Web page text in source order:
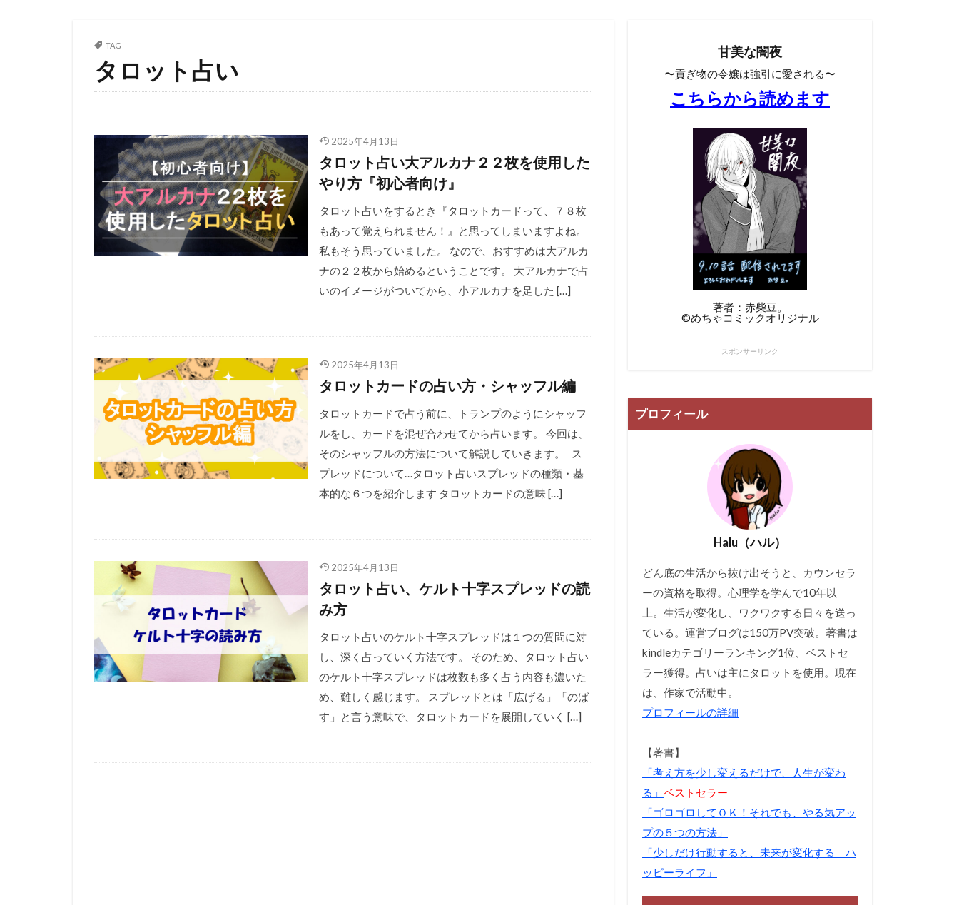
TAG
タロット占い
2025年4月13日
タロット占い大アルカナ２２枚を使用した
やり方『初心者向け』
タロット占いをするとき『タロットカードって、７８枚
もあって覚えられません！』と思ってしまいますよね。
私もそう思っていました。 なので、おすすめは大アルカ
ナの２２枚から始めるということです。 大アルカナで占
いのイメージがついてから、小アルカナを足した […]
2025年4月13日
タロットカードの占い方・シャッフル編
タロットカードで占う前に、トランプのようにシャッフ
ルをし、カードを混ぜ合わせてから占います。 今回は、
そのシャッフルの方法について解説していきます。 ス
プレッドについて…タロット占いスプレッドの種類・基
本的な６つを紹介します タロットカードの意味 […]
2025年4月13日
タロット占い、ケルト十字スプレッドの読
み方
タロット占いのケルト十字スプレッドは１つの質問に対
し、深く占っていく方法です。 そのため、タロット占い
のケルト十字スプレッドは枚数も多く占う内容も濃いた
め、難しく感じます。 スプレッドとは「広げる」「のば
す」と言う意味で、タロットカードを展開していく […]
甘美な闇夜
〜貢ぎ物の令嬢は強引に愛される〜
こちらから読めます
著者：赤柴豆。
©︎めちゃコミックオリジナル
スポンサーリンク
プロフィール
Halu（ハル）
どん底の生活から抜け出そうと、カウンセラ
ーの資格を取得。心理学を学んで10年以
上。生活が変化し、ワクワクする日々を送っ
ている。運営ブログは150万PV突破。著書は
kindleカテゴリーランキング1位、ベストセ
ラー獲得。占いは主にタロットを使用。現在
は、作家で活動中。
プロフィールの詳細
【著書】
「考え方を少し変えるだけで、人生が変わ
る」 ベストセラー
「ゴロゴロしてＯＫ！それでも、やる気アッ
プの５つの方法」
「少しだけ行動すると、未来が変化する ハ
ッピーライフ」